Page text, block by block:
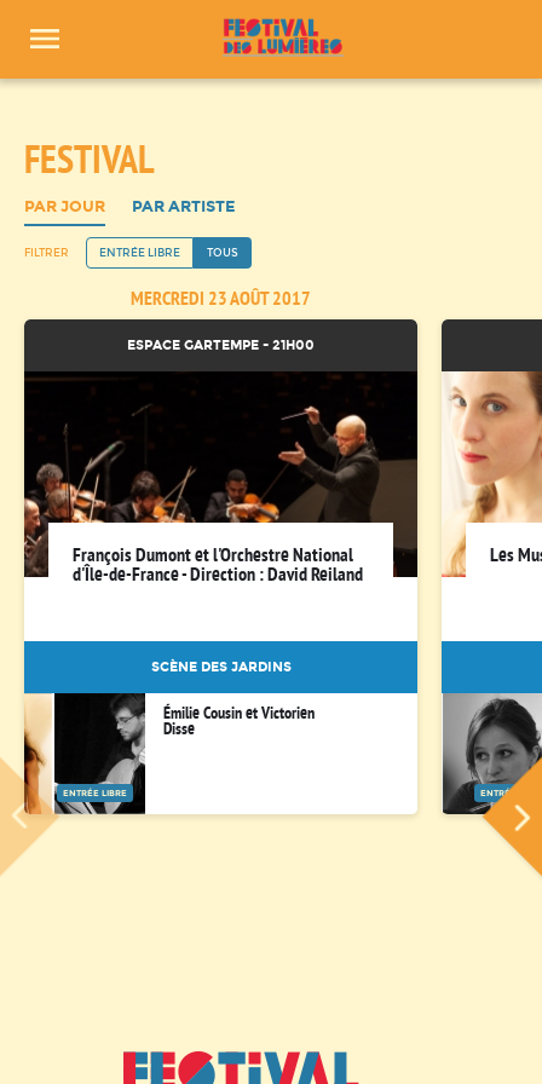
FESTIVAL
PAR JOUR PAR ARTISTE
FILTRER ENTRÉE LIBRE TOUS
MERCREDI 23 AOÛT 2017
ESPACE GARTEMPE - 21H00
François Dumont et l'Orchestre National
d'Île-de-France - Direction : David Reiland
SCÈNE DES JARDINS
ENTRÉE LIBRE
Émilie Cousin et Victorien
Disse
Les
ENTRÉE